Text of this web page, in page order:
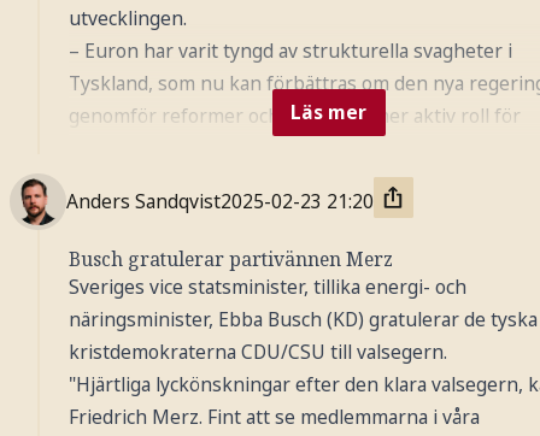
utvecklingen.
– Euron har varit tyngd av strukturella svagheter i
Tyskland, som nu kan förbättras om den nya
genomför reformer och spelar en mer aktiv roll för
– Men valresultatet blir ingen gamechanger för
eftersom Trumps kommande tullar kommer att
framöver.
Läs mer
Anders Sandqvist2025-02-23 21:20
Busch gratulerar partivännen Merz
Sveriges vice statsminister, tillika energi- och
näringsminister, Ebba Busch (KD) gratulerar de tyska
kristdemokraterna CDU/CSU till valsegern.
"Hjärtliga lyckönskningar efter den klara valsegern,
Friedrich Merz. Fint att se medlemmarna i våra